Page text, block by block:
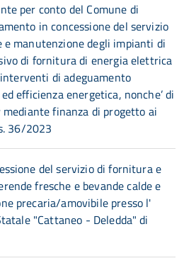
per conto del Comune di
in concessione del servizio
e manutenzione degli impianti di
di fornitura di energia elettrica
di adeguamento
efficienza energetica, nonche’ di
finanza di progetto ai
36/2023
del servizio di fornitura e
fresche e bevande calde e
precaria/amovibile presso l'
"Cattaneo - Deledda" di